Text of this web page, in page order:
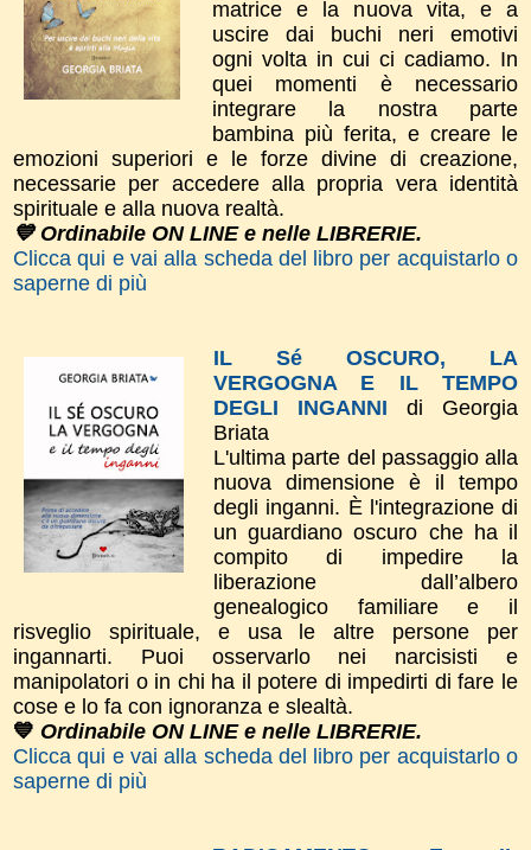
matrice e la nuova vita, e a
uscire dai buchi neri emotivi
ogni volta in cui ci cadiamo. In
quei momenti è necessario
integrare la nostra parte
bambina più ferita, e creare le
emozioni superiori e le forze divine di creazione,
necessarie per accedere alla propria vera identità
spirituale e alla nuova realtà.
💙 Ordinabile ON LINE e nelle LIBRERIE.
Clicca qui e vai alla scheda del libro per acquistarlo o
saperne di più
IL Sé OSCURO, LA
VERGOGNA E IL TEMPO
DEGLI INGANNI di Georgia
Briata
L'ultima parte del passaggio alla
nuova dimensione è il tempo
degli inganni. È l'integrazione di
un guardiano oscuro che ha il
compito di impedire la
liberazione dall’albero
genealogico familiare e il
risveglio spirituale, e usa le altre persone per
ingannarti. Puoi osservarlo nei narcisisti e
manipolatori o in chi ha il potere di impedirti di fare le
cose e lo fa con ignoranza e slealtà.
💙 Ordinabile ON LINE e nelle LIBRERIE.
Clicca qui e vai alla scheda del libro per acquistarlo o
saperne di più